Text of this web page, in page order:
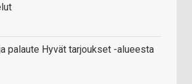
palaute Hyvät tarjoukset -alueesta